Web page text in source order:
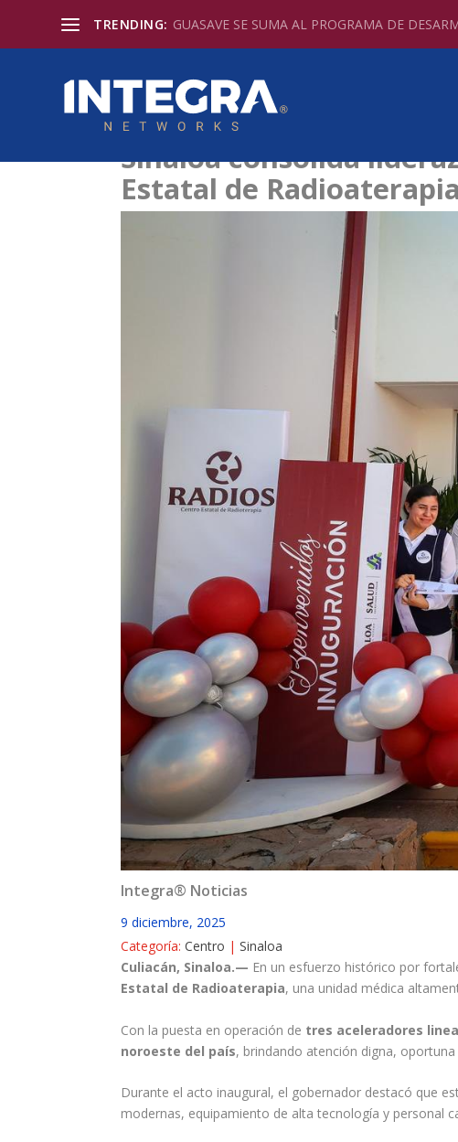
TRENDING: GUASAVE SE SUMA AL PROGRAMA DE
Sinaloa consolida
Estatal de Radioaterapia
Integra® Noticias
9 diciembre, 2025
Categoría: Centro | Sinaloa
Culiacán, Sinaloa.— En un esfuerzo histórico por
Estatal de Radioaterapia, una unidad médica
Con la puesta en operación de tres aceleradores
noroeste del país, brindando atención digna,
Durante el acto inaugural, el gobernador destacó que
modernas, equipamiento de alta tecnología y personal